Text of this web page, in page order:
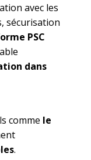
avec les
sécurisation
PSC
dans
comme le
.